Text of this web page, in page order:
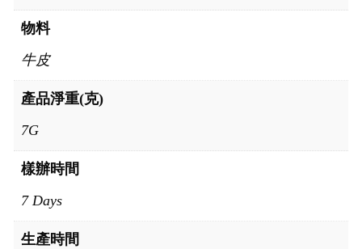
物料
牛皮
產品淨重(克)
7G
樣辦時間
7 Days
生產時間